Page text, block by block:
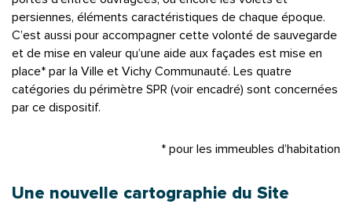
persiennes, éléments caractéristiques de chaque époque.
C’est aussi pour accompagner cette volonté de sauvegarde
et de mise en valeur qu’une aide aux façades est mise en
place* par la Ville et Vichy Communauté. Les quatre
catégories du périmètre SPR (voir encadré) sont concernées
par ce dispositif.
* pour les immeubles d’habitation
Une nouvelle cartographie du Site